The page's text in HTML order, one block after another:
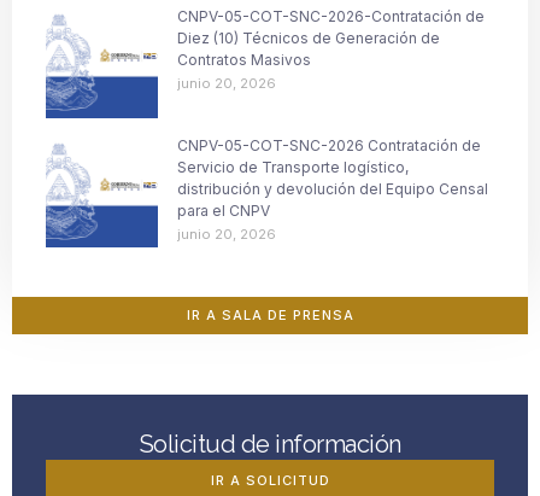
CNPV-05-COT-SNC-2026-Contratación de
Diez (10) Técnicos de Generación de
Contratos Masivos
junio 20, 2026
CNPV-05-COT-SNC-2026 Contratación de
Servicio de Transporte logístico,
distribución y devolución del Equipo Censal
para el CNPV
junio 20, 2026
IR A SALA DE PRENSA
Solicitud de información
IR A SOLICITUD